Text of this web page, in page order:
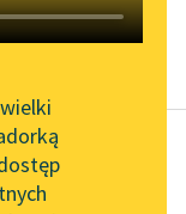
utworu
Lektur